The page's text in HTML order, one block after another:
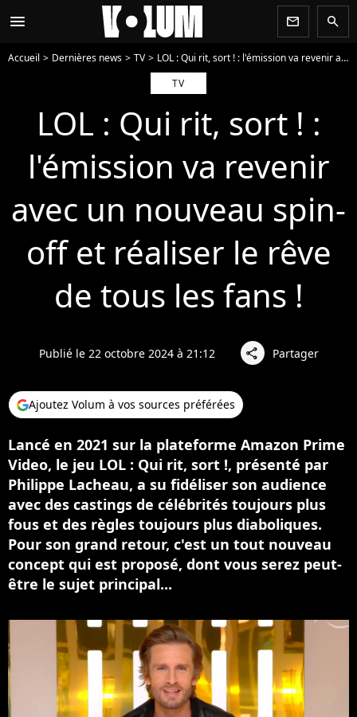
menu newsletter search
Accueil Dernières news TV
LOL : Qui rit, sort ! : l'émission va revenir avec un nouveau spin-off et réaliser le rêve de tous les fans !
TV
LOL : Qui rit, sort ! :
l'émission va revenir
avec un nouveau spin-
off et réaliser le rêve
de tous les fans !
Publié le 22 octobre 2024 à 21:12 share Partager
Ajoutez Volum à vos sources préférées
Lancé en 2021 sur la plateforme Amazon Prime
Video, le jeu LOL : Qui rit, sort !, présenté par
Philippe Lacheau, a su fidéliser son audience
avec des castings de célébrités toujours plus
fous et des règles toujours plus diaboliques.
Pour son grand retour, c'est un tout nouveau
concept qui est proposé, dont vous serez peut-
être le sujet principal...